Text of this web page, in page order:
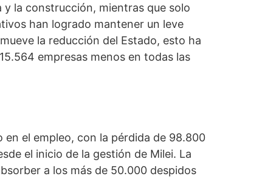
y la construcción, mientras que solo
han logrado mantener un leve
la reducción del Estado, esto ha
empresas menos en todas las
el empleo, con la pérdida de 98.800
el inicio de la gestión de Milei. La
a los más de 50.000 despidos